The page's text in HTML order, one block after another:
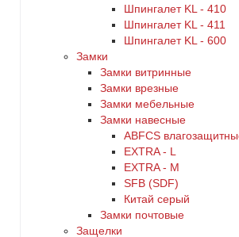
Шпингалет KL - 410
Шпингалет KL - 411
Шпингалет KL - 600
Замки
Замки витринные
Замки врезные
Замки мебельные
Замки навесные
ABFCS
EXTRA - L
EXTRA - М
SFB (SDF)
Китай серый
Замки почтовые
Защелки